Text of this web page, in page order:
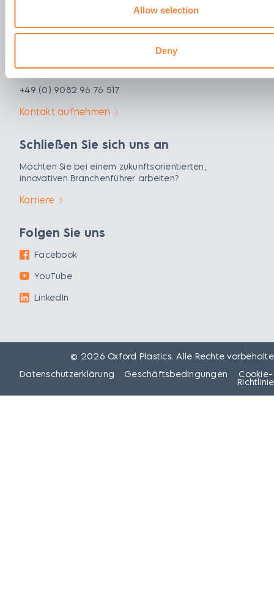
Allow selection
Deny
Setzen Sie sich mit unserem Team in Verbindung, um
zu erfahren, wie wir Ihr Unternehmen unterstützen
können.
+49 (0) 9082 96 76 517
Kontakt aufnehmen
Schließen Sie sich uns an
Möchten Sie bei einem zukunftsorientierten,
innovativen Branchenführer arbeiten?
Karriere
Folgen Sie uns
Facebook
YouTube
LinkedIn
© 2026 Oxford Plastics. Alle Rechte
Datenschutzerklärung
Geschäftsbedingungen Cookie-
Richtlinie